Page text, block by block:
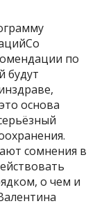
по
будут
основа
сомнения в
о чем и